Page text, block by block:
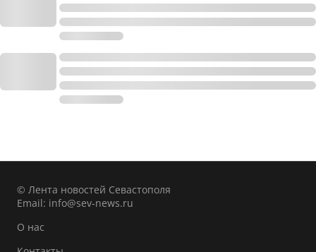
© Лента новостей Севастополя
Email: info@sev-news.ru
О нас